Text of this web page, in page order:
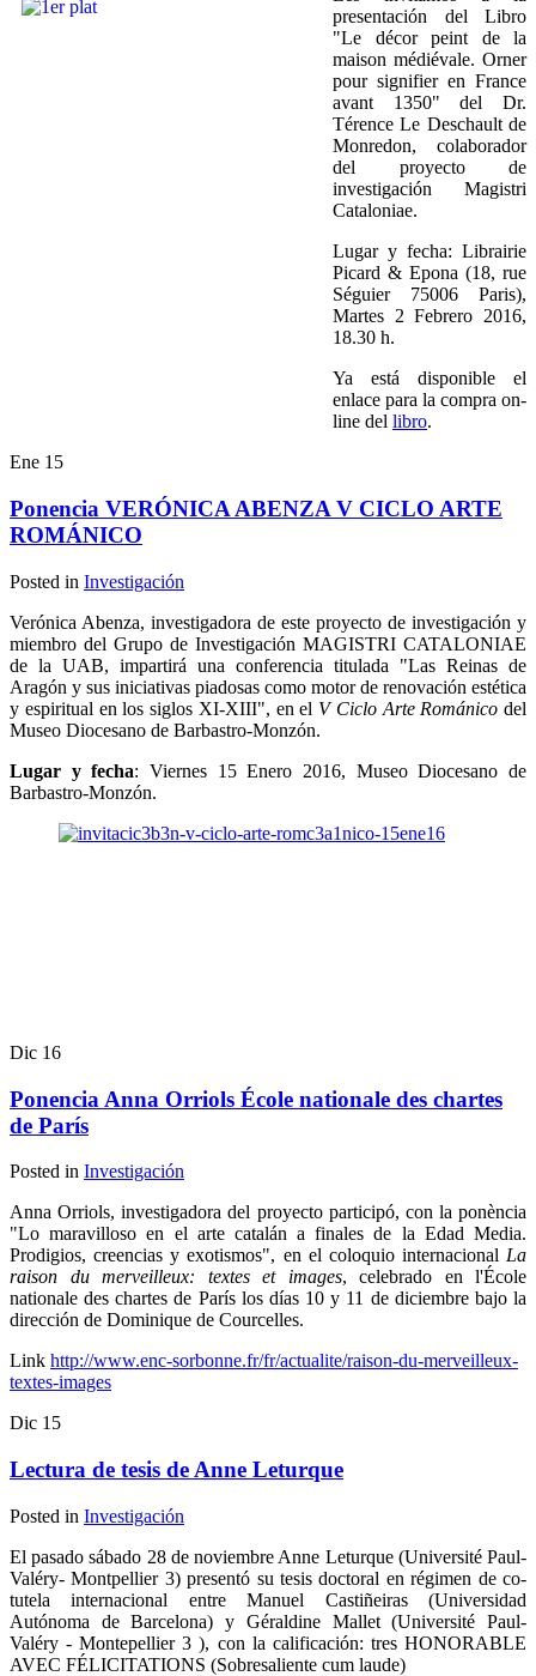
presentación del Libro
"Le décor peint de la
maison médiévale. Orner
pour signifier en France
avant 1350" del Dr.
Térence Le Deschault de
Monredon, colaborador
del proyecto de
investigación Magistri
Cataloniae.
Lugar y fecha: Librairie
Picard & Epona (18, rue
Séguier 75006 Paris),
Martes 2 Febrero 2016,
18.30 h.
Ya está disponible el
enlace para la compra on-
line del libro.
Ene 15
Ponencia VERÓNICA ABENZA V CICLO ARTE
ROMÁNICO
Posted in Investigación
Verónica Abenza, investigadora de este proyecto de investigación y
miembro del Grupo de Investigación MAGISTRI CATALONIAE
de la UAB, impartirá una conferencia titulada "Las Reinas de
Aragón y sus iniciativas piadosas como motor de renovación estética
y espiritual en los siglos XI-XIII", en el V Ciclo Arte Románico del
Museo Diocesano de Barbastro-Monzón.
Lugar y fecha: Viernes 15 Enero 2016, Museo Diocesano de
Barbastro-Monzón.
Dic 16
Ponencia Anna Orriols École nationale des chartes
de París
Posted in Investigación
Anna Orriols, investigadora del proyecto participó, con la ponència
"Lo maravilloso en el arte catalán a finales de la Edad Media.
Prodigios, creencias y exotismos", en el coloquio internacional La
raison du merveilleux: textes et images, celebrado en l'École
nationale des chartes de París los días 10 y 11 de diciembre bajo la
dirección de Dominique de Courcelles.
Link http://www.enc-sorbonne.fr/fr/actualite/raison-du-merveilleux-
textes-images
Dic 15
Lectura de tesis de Anne Leturque
Posted in Investigación
El pasado sábado 28 de noviembre Anne Leturque (Université Paul-
Valéry- Montpellier 3) presentó su tesis doctoral en régimen de co-
tutela internacional entre Manuel Castiñeiras (Universidad
Autónoma de Barcelona) y Géraldine Mallet (Université Paul-
Valéry - Montepellier 3 ), con la calificación: tres HONORABLE
AVEC FÉLICITATIONS (Sobresaliente cum laude)